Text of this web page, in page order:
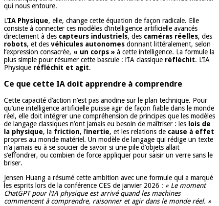
qui nous entoure.
L’IA Physique, elle, change cette équation de façon radicale. Elle
consiste à connecter ces modèles d’intelligence artificielle avancés
directement à des capteurs industriels, des caméras réelles, des
robots, et des véhicules autonomes donnant littéralement, selon
l’expression consacrée, « un corps » à cette intelligence. La formule la
plus simple pour résumer cette bascule : l’IA classique réfléchit. L’IA
Physique réfléchit et agit.
Ce que cette IA doit apprendre à comprendre
Cette capacité d’action n’est pas anodine sur le plan technique. Pour
qu’une intelligence artificielle puisse agir de façon fiable dans le monde
réel, elle doit intégrer une compréhension de principes que les modèles
de langage classiques n’ont jamais eu besoin de maîtriser : les lois de
la physique, la friction, l’inertie, et les relations de cause à effet
propres au monde matériel. Un modèle de langage qui rédige un texte
n’a jamais eu à se soucier de savoir si une pile d’objets allait
s’effondrer, ou combien de force appliquer pour saisir un verre sans le
briser.
Jensen Huang a résumé cette ambition avec une formule qui a marqué
les esprits lors de la conférence CES de janvier 2026 : « Le moment
ChatGPT pour l’IA physique est arrivé quand les machines
commencent à comprendre, raisonner et agir dans le monde réel. »